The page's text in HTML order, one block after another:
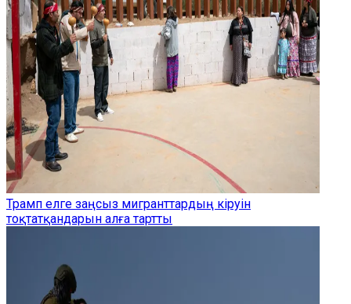
Трамп елге заңсыз мигранттардың кіруін
тоқтатқандарын алға тартты